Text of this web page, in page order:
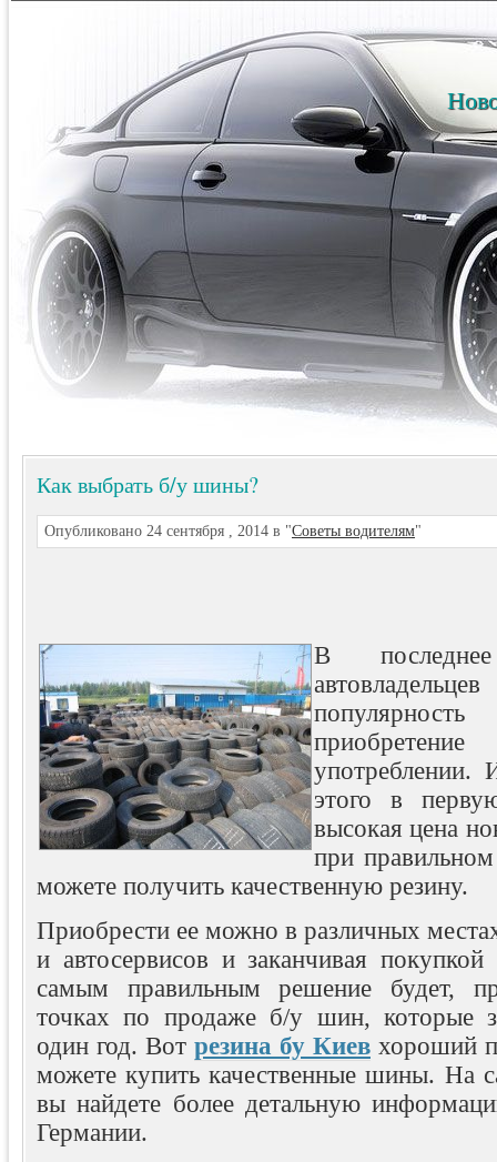
Как выбрать б/у шины?
Опубликовано 24 сентября , 2014 в "Советы водителям"
В
употреблении.
этого в
высокая цена
при
можете получить качественную резину.
Приобрести ее можно в различных
и автосервисов и заканчивая
самым правильным решение будет,
точках по продаже б/у шин, которые
один год. Вот резина бу Киев хороший
можете купить качественные шины. На
вы найдете более детальную
Германии.